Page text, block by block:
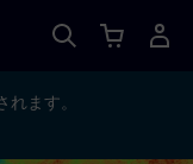
ます。